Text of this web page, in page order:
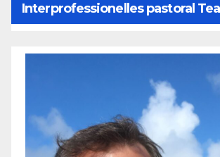
Interprofessionelles pastoral